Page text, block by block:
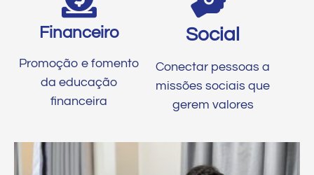
Financeiro
Promoção e fomento
da educação
financeira
Social
Conectar pessoas a
missões sociais que
gerem valores